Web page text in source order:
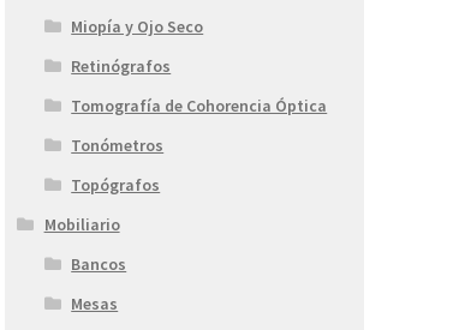
Miopía y Ojo Seco
Retinógrafos
Tomografía de Cohorencia Óptica
Tonómetros
Topógrafos
Mobiliario
Bancos
Mesas